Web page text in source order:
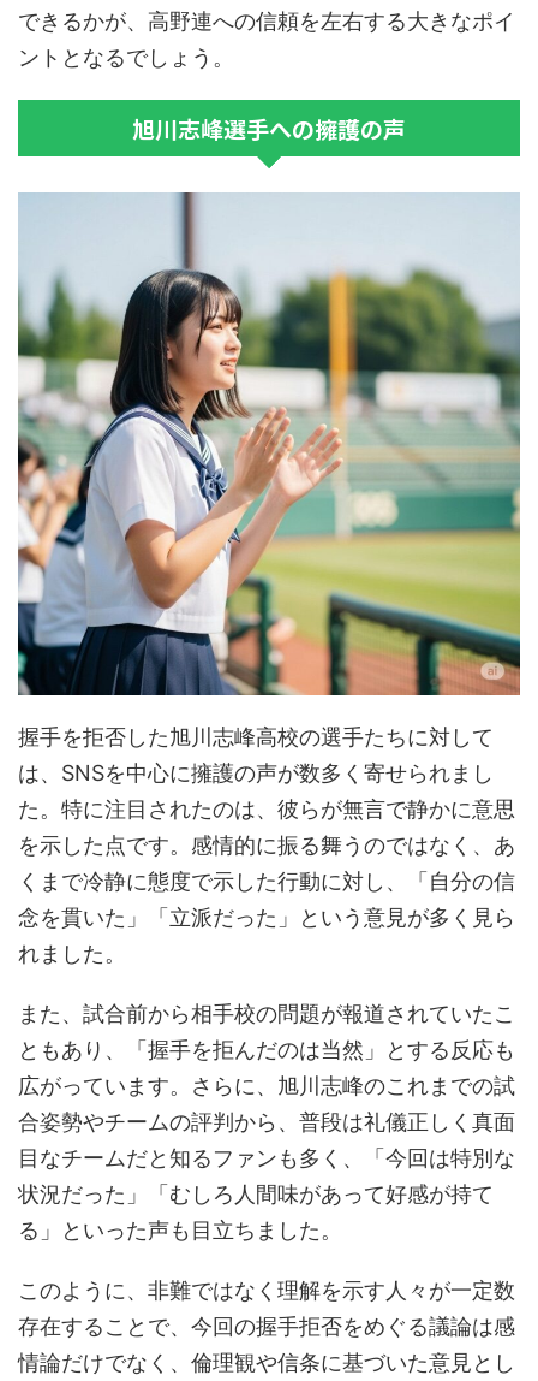
できるかが、高野連への信頼を左右する大きなポイ
ントとなるでしょう。
旭川志峰選手への擁護の声
握手を拒否した旭川志峰高校の選手たちに対して
は、SNSを中心に擁護の声が数多く寄せられまし
た。特に注目されたのは、彼らが無言で静かに意思
を示した点です。感情的に振る舞うのではなく、あ
くまで冷静に態度で示した行動に対し、「自分の信
念を貫いた」「立派だった」という意見が多く見ら
れました。
また、試合前から相手校の問題が報道されていたこ
ともあり、「握手を拒んだのは当然」とする反応も
広がっています。さらに、旭川志峰のこれまでの試
合姿勢やチームの評判から、普段は礼儀正しく真面
目なチームだと知るファンも多く、「今回は特別な
状況だった」「むしろ人間味があって好感が持て
る」といった声も目立ちました。
このように、非難ではなく理解を示す人々が一定数
存在することで、今回の握手拒否をめぐる議論は感
情論だけでなく、倫理観や信条に基づいた意見とし